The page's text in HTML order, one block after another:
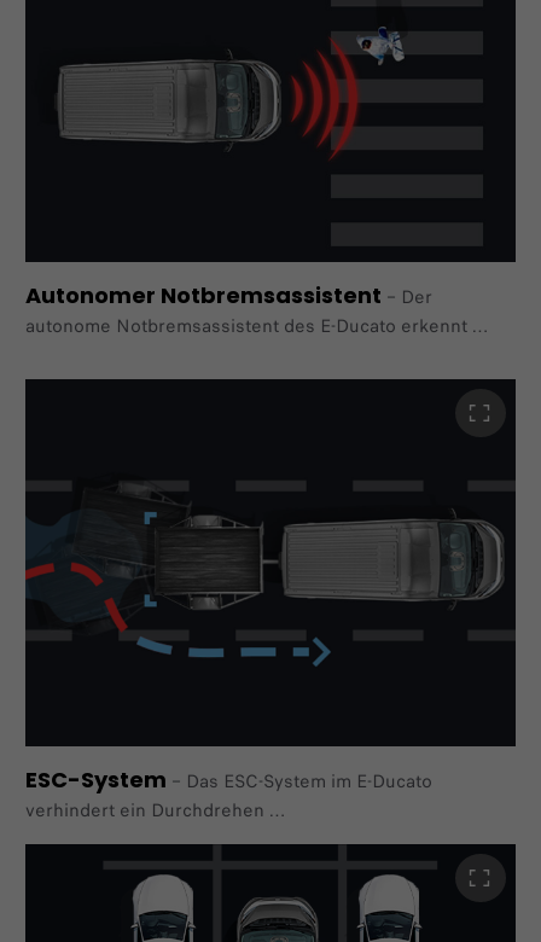
auf der Straße und stellt den Geschwindigkeitsbegrenzer
Fahrzeugs entsprechend ein.
Autonomer Notbremsassistent – Der
autonome Notbremsassistent des E-Ducato erkennt
Fahrzeuge.
Der Ducato warnt entweder den Fahrer oder löst eine
ESC-System – Das ESC-System im E-Ducato
verhindert ein Durchdrehen
der Räder und sorgt für eine optimale Traktion bei
unterschiedlichen Wetterbedingungen. Es steuert die
Bremskraft der einzelnen Räder und trägt zur Stabilität
des Fahrzeugs bei.